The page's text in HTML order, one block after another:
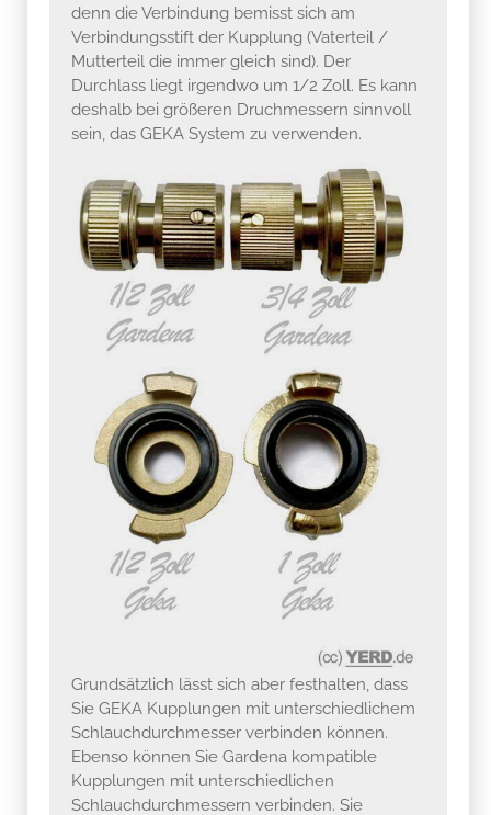
denn die Verbindung bemisst sich am
Verbindungsstift der Kupplung (Vaterteil /
Mutterteil die immer gleich sind). Der
Durchlass liegt irgendwo um 1/2 Zoll. Es kann
deshalb bei größeren Druchmessern sinnvoll
sein, das GEKA System zu verwenden.
Grundsätzlich lässt sich aber festhalten, dass
Sie GEKA Kupplungen mit unterschiedlichem
Schlauchdurchmesser verbinden können.
Ebenso können Sie Gardena kompatible
Kupplungen mit unterschiedlichen
Schlauchdurchmessern verbinden. Sie